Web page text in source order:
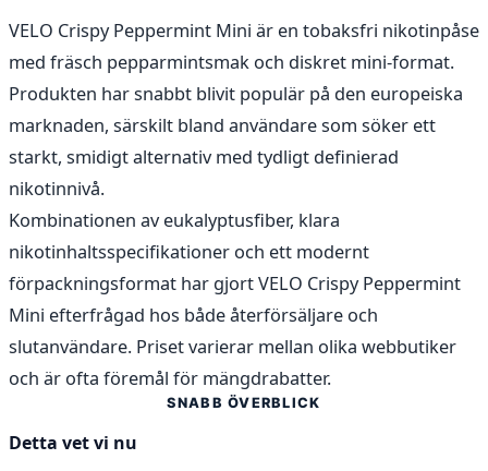
VELO Crispy Peppermint Mini är en tobaksfri nikotinpåse
med fräsch pepparmintsmak och diskret mini-format.
Produkten har snabbt blivit populär på den europeiska
marknaden, särskilt bland användare som söker ett
starkt, smidigt alternativ med tydligt definierad
nikotinnivå.
Kombinationen av eukalyptusfiber, klara
nikotinhaltsspecifikationer och ett modernt
förpackningsformat har gjort VELO Crispy Peppermint
Mini efterfrågad hos både återförsäljare och
slutanvändare. Priset varierar mellan olika webbutiker
och är ofta föremål för mängdrabatter.
SNABB ÖVERBLICK
Detta vet vi nu